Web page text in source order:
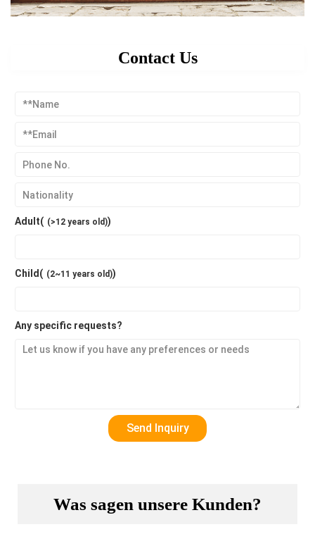
Contact Us
Adult( (>12 years old))
Child( (2~11 years old))
Any specific requests?
Was sagen unsere Kunden?